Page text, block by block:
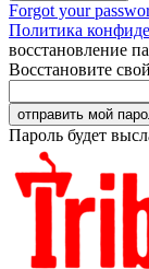
Forgot your
Политика
восстановление
Восстановите
Пароль будет